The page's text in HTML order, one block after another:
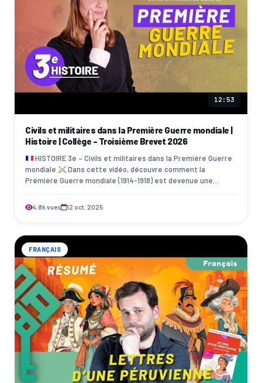
12:53
Civils et militaires dans la Première Guerre mondiale |
Histoire | Collège - Troisième Brevet 2026
HISTOIRE 3e – Civils et militaires dans la Première Guerre
mondiale
Dans cette vidéo, découvre comment la
Première Guerre mondiale (1914-1918) est devenue une
4.8k vues 12 oct. 2025
FRANÇAIS